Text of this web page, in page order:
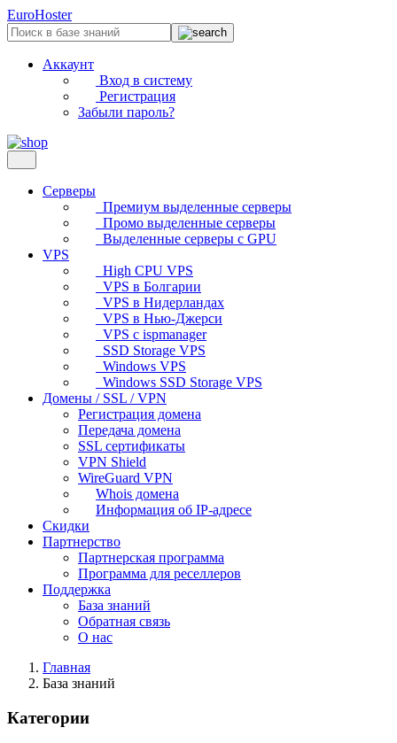
EuroHoster
Аккаунт
Вход в систему
Регистрация
Забыли пароль?
Серверы
Премиум выделенные серверы
Промо выделенные серверы
Выделенные серверы с GPU
VPS
High CPU VPS
VPS в Болгарии
VPS в Нидерландах
VPS в Нью-Джерси
VPS с ispmanager
SSD Storage VPS
Windows VPS
Windows SSD Storage VPS
Домены / SSL / VPN
Регистрация домена
Передача домена
SSL сертификаты
VPN Shield
WireGuard VPN
Whois домена
Информация об IP-адресе
Скидки
Партнерство
Партнерская программа
Программа для реселлеров
Поддержка
База знаний
Обратная связь
О нас
Главная
База знаний
Категории